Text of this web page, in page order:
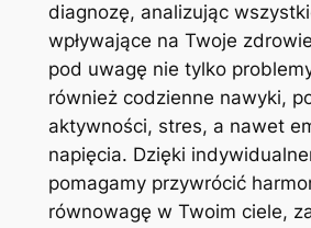
diagnozę, analizując
wpływające na Twoje
pod uwagę nie tylko
również codzienne nawyki,
aktywności, stres, a nawet
napięcia. Dzięki
pomagamy przywrócić
równowagę w Twoim ciele,